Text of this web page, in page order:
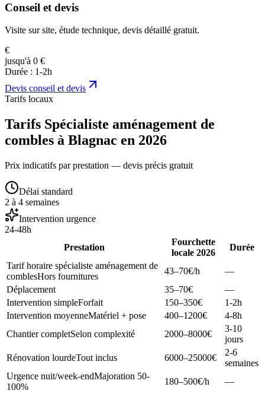
Conseil et devis
Visite sur site, étude technique, devis détaillé gratuit.
€
jusqu'à 0 €
Durée : 1-2h
Devis conseil et devis
Tarifs locaux
Tarifs Spécialiste aménagement de
combles à Blagnac en 2026
Prix indicatifs par prestation — devis précis gratuit
Délai standard
2 à 4 semaines
Intervention urgence
24-48h
Prestation
Fourchette
locale 2026
Durée
Tarif horaire spécialiste aménagement de
comblesHors fournitures
43–70€/h
—
Déplacement
35–70€
—
Intervention simpleForfait 150–350€
1-2h
Intervention moyenneMatériel + pose 400–1200€
4-8h
Chantier completSelon complexité 2000–8000€
3-10
jours
Rénovation lourdeTout inclus 6000–25000€
2-6
semaines
Urgence nuit/week-endMajoration 50-
100%
180–500€/h —